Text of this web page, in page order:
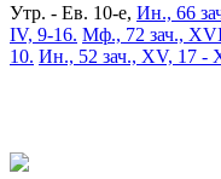
Утр. - Ев. 10-е, Ин., 66
IV, 9-16. Мф., 72 зач.,
10. Ин., 52 зач., XV, 17 -